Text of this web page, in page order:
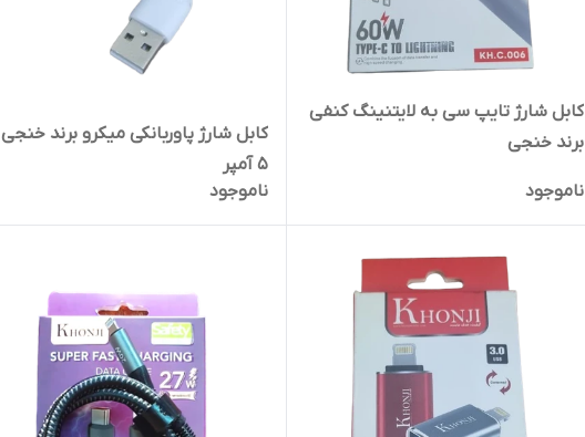
کابل شارژ تایپ سی به لایتنینگ کنفی
برند خنجی
ناموجود
کابل شارژ پاوربانکی میکرو برند خنجی
5 آمپر
ناموجود